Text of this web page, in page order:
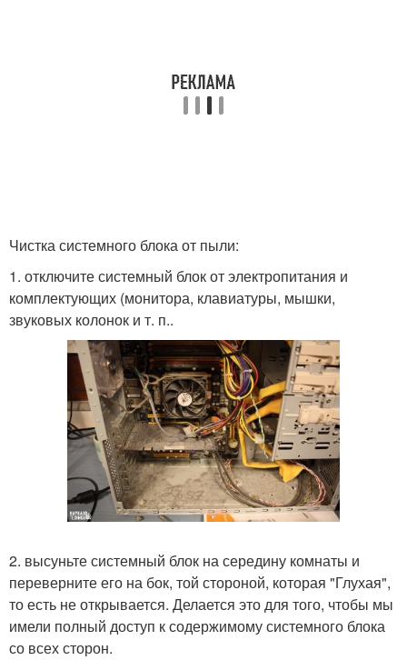
Чистка системного блока от пыли:
1. отключите системный блок от электропитания и
комплектующих (монитора, клавиатуры, мышки,
звуковых колонок и т. п..
2. высуньте системный блок на середину комнаты и
переверните его на бок, той стороной, которая "Глухая",
то есть не открывается. Делается это для того, чтобы мы
имели полный доступ к содержимому системного блока
со всех сторон.